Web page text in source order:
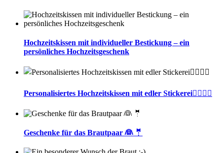
Hochzeitskissen mit individueller Bestickung – ein
persönliches Hochzeitsgeschenk
Personalisiertes Hochzeitskissen mit edler Stickerei🤵‍♂️👰‍♀️
Geschenke für das Brautpaar 👰 🤵